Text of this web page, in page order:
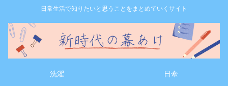
日常生活で知りたいと思うことをまとめていくサイト
洗濯 日傘